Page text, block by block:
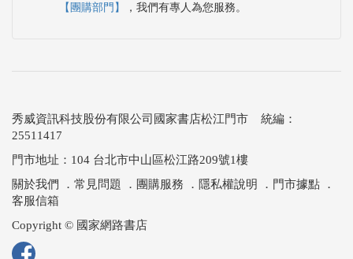
【團購部門】
，我們有專人為您服務。
秀威資訊科技股份有限公司國家書店松江門市 統編：
25511417
門市地址：104 台北市中山區松江路209號1樓
關於我們 ． 常見問題 ． 團購服務 ． 隱私權說明 ． 門市據點 ．
客服信箱
Copyright © 國家網路書店